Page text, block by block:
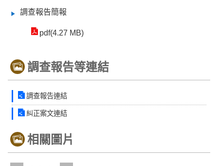
調查報告簡報
pdf(4.27 MB)
調查報告等連結
調查報告連結
糾正案文連結
相關圖片